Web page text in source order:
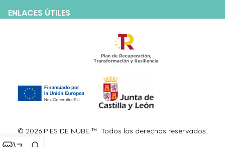
ENLACES ÚTILES
© 2026 PIES DE NUBE ™. Todos los derechos reservados.